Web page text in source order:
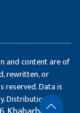
and content are of
rewritten, or
reserved. Data is
Distribution of